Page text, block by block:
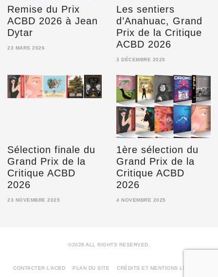
Remise du Prix
ACBD 2026 à Jean
Dytar
23 MARS 2026
Les sentiers
d’Anahuac, Grand
Prix de la Critique
ACBD 2026
3 DÉCEMBRE 2025
DÉCEMBRE
2025
Sélection finale du
Grand Prix de la
Critique ACBD
2026
23 NOVEMBRE 2025
1ère sélection du
Grand Prix de la
Critique ACBD
2026
4 NOVEMBRE 2025
©2026 ALL RIGHTS RESERVED.
CONTACTER L’ACBD PLAN DU SITE CRÉDITS ET MENTIONS LÉGALES